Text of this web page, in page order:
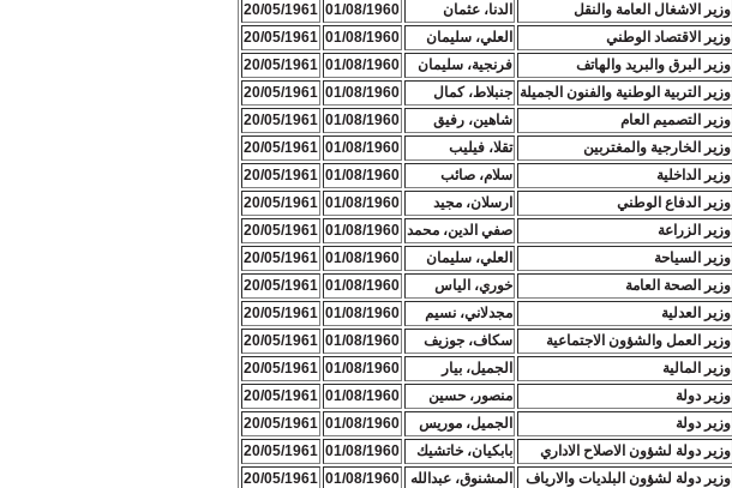
وزير الاشغال العامة والنقل
الدنا، عثمان 01/08/1960
20/05/1961
وزير الاقتصاد الوطني
العلي، سليمان 01/08/1960
20/05/1961
وزير البرق والبريد والهاتف
فرنجية، سليمان 01/08/1960
20/05/1961
وزير التربية الوطنية والفنون الجميلة جنبلاط، كمال 01/08/1960
20/05/1961
وزير التصميم العام
شاهين، رفيق 01/08/1960
20/05/1961
وزير الخارجية والمغتربين
تقلا، فيليب 01/08/1960
20/05/1961
وزير الداخلية
سلام، صائب 01/08/1960
20/05/1961
وزير الدفاع الوطني
ارسلان، مجيد 01/08/1960
20/05/1961
وزير الزراعة
صفي الدين، محمد 01/08/1960
20/05/1961
وزير السياحة
العلي، سليمان 01/08/1960
20/05/1961
وزير الصحة العامة
خوري، الياس 01/08/1960
20/05/1961
وزير العدلية
مجدلاني، نسيم 01/08/1960
20/05/1961
وزير العمل والشؤون الاجتماعية
سكاف، جوزيف 01/08/1960
20/05/1961
وزير المالية
الجميل، بيار 01/08/1960
20/05/1961
وزير دولة
منصور، حسين 01/08/1960
20/05/1961
وزير دولة
الجميل، موريس 01/08/1960
20/05/1961
وزير دولة لشؤون الاصلاح الاداري
بابكيان، خاتشيك 01/08/1960
20/05/1961
وزير دولة لشؤون البلديات والارياف
المشنوق، عبدالله 01/08/1960
20/05/1961